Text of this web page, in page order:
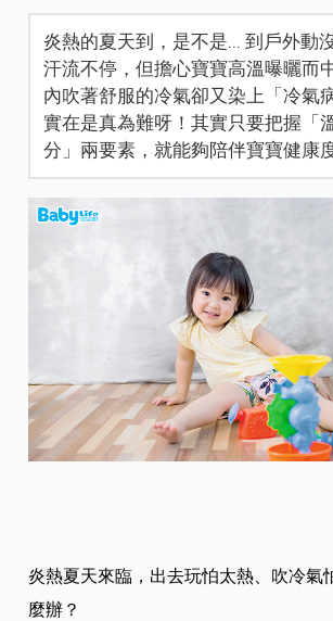
炎熱的夏天到，是不是... 到戶外動
汗流不停，但擔心寶寶高溫曝曬而
內吹著舒服的冷氣卻又染上「冷氣
實在是真為難呀！其實只要把握「
分」兩要素，就能夠陪伴寶寶健康
炎熱夏天來臨，出去玩怕太熱、吹冷氣
麼辦？